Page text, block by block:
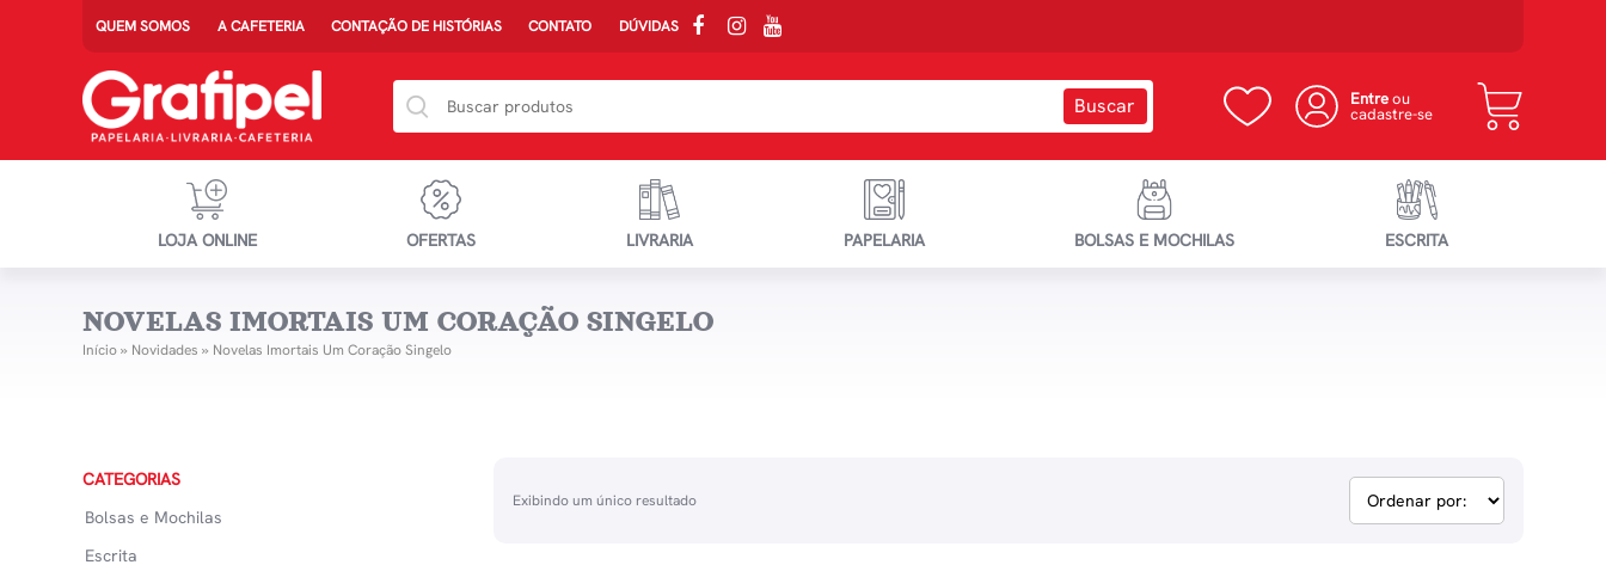
QUEM SOMOS A CAFETERIA CONTAÇÃO DE HISTÓRIAS CONTATO DÚVIDAS
Entreou
cadastre-se
LOJA ONLINE OFERTAS LIVRARIA PAPELARIA BOLSAS E MOCHILAS ESCRITA
NOVELAS IMORTAIS UM CORAÇÃO SINGELO
Início» Novidades » Novelas Imortais Um Coração Singelo
CATEGORIAS
Bolsas e Mochilas
Escrita
Exibindo um único resultado